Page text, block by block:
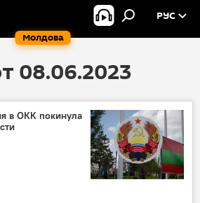
Молдова
РУС
08.06.2023
в ОКК покинула